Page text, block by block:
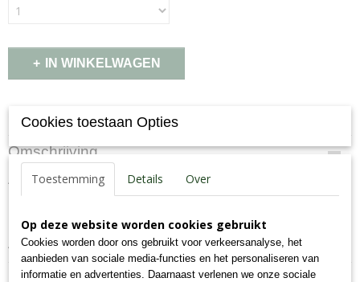
IN WINKELWAGEN
Specificaties
Productcode
52-K
EAN code
7,09E+12
52-K
Omschrijving
Aanvullend diervoeder voor honden
Analyse: eiwit 79.3%, vet 5%, as 2.3%, celstof 1.1%, vocht 9%.
Cookies toestaan Opties
Toestemming Details Over
Op deze website worden cookies gebruikt
Cookies worden door ons gebruikt voor verkeersanalyse, het
aanbieden van sociale media-functies en het personaliseren van
informatie en advertenties. Daarnaast verlenen we onze sociale